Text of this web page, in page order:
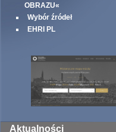
OBRAZU«
Wybór źródeł
EHRI PL
Aktualności